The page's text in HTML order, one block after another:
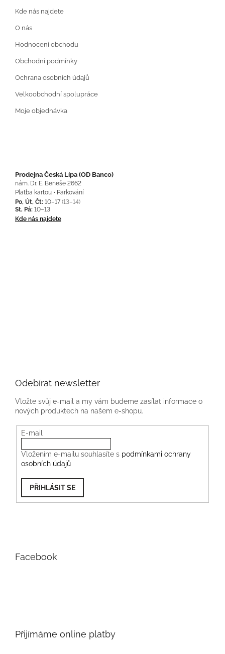
Kde nás najdete
O nás
Hodnocení obchodu
Obchodní podmínky
Ochrana osobních údajů
Velkoobchodní spolupráce
Moje objednávka
Prodejna Česká Lípa (OD Banco)
nám. Dr. E. Beneše 2662
Platba kartou • Parkování
Po, Út, Čt: 10–17 (13–14)
St, Pá: 10–13
Kde nás najdete
Odebírat newsletter
Vložte svůj e-mail a my vám budeme zasílat informace o
nových produktech na našem e-shopu.
E-mail
Vložením e-mailu souhlasíte s podmínkami ochrany
osobních údajů
PŘIHLÁSIT SE
Facebook
Přijímáme online platby